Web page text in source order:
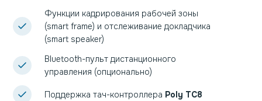
Функции кадрирования рабочей зоны
(smart frame) и отслеживание докладчика
(smart speaker)
Bluetooth-пульт дистанционного
управления (опционально)
Поддержка тач-контроллера Poly TC8